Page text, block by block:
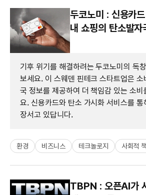
두코노미 : 신용카
내 쇼핑의 탄소발자
기후 위기를 해결하려는 두코노미의 독
보세요. 이 스웨덴 핀테크 스타트업은
국 정보를 제공하여 더 책임감 있는 소비
요. 신용카드와 탄소 가시화 서비스를
장서고 있답니다.
환경 비즈니스 테크놀로지 사회적
TBPN : 오픈AI가